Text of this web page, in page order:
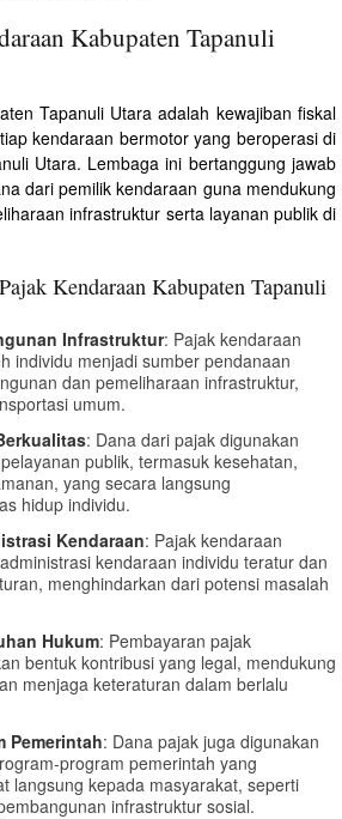
Kabupaten Tapanuli
Tapanuli Utara adalah kewajiban fiskal
kendaraan bermotor yang beroperasi di
Utara. Lembaga ini bertanggung jawab
dari pemilik kendaraan guna mendukung
infrastruktur serta layanan publik di
Kendaraan Kabupaten Tapanuli
Infrastruktur: Pajak kendaraan
individu menjadi sumber pendanaan
dan pemeliharaan infrastruktur,
umum.
: Dana dari pajak digunakan
publik, termasuk kesehatan,
yang secara langsung
hidup individu.
Kendaraan: Pajak kendaraan
kendaraan individu teratur dan
menghindarkan dari potensi masalah
Hukum: Pembayaran pajak
bentuk kontribusi yang legal, mendukung
menjaga keteraturan dalam berlalu
Pemerintah: Dana pajak juga digunakan
program pemerintah yang
langsung kepada masyarakat, seperti
infrastruktur sosial.